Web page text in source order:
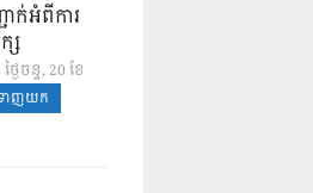
ាក់អំពីការ
ស
ថ្ងៃ​ចន្ទ, 20 ខែ​
ាញយក